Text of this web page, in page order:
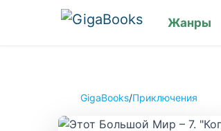
Жанры
GigaBooks/Приключения